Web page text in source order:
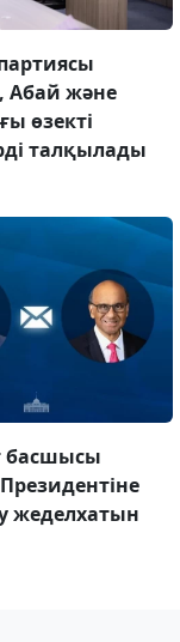
Абай және
өзекті
талқылады
басшысы
жеделхатын